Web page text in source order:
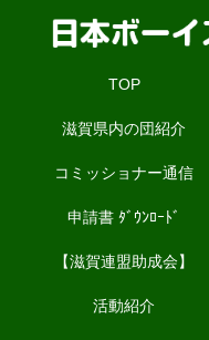
TOP
滋賀県内の団紹介
コミッショナー通信
申請書 ﾀﾞｳﾝﾛｰﾄﾞ
【滋賀連盟助成会】
活動紹介